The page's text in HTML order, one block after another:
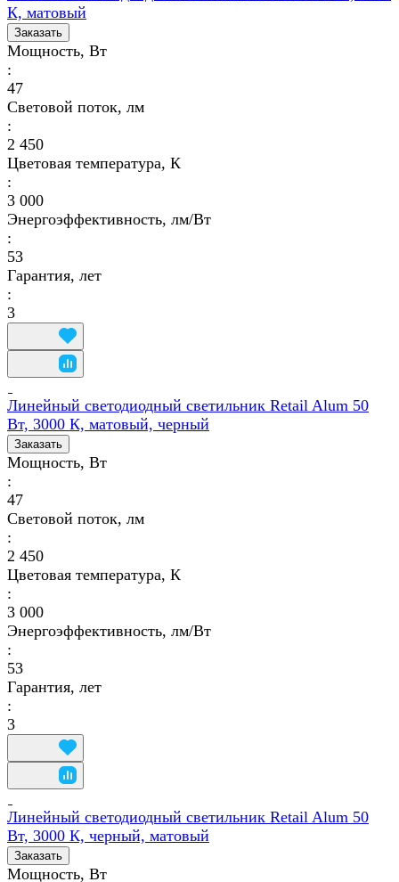
К, матовый
Заказать
Мощность, Вт
:
47
Световой поток, лм
:
2 450
Цветовая температура, К
:
3 000
Энергоэффективность, лм/Вт
:
53
Гарантия, лет
:
3
Линейный светодиодный светильник Retail Alum 50
Вт, 3000 К, матовый, черный
Заказать
Мощность, Вт
:
47
Световой поток, лм
:
2 450
Цветовая температура, К
:
3 000
Энергоэффективность, лм/Вт
:
53
Гарантия, лет
:
3
Линейный светодиодный светильник Retail Alum 50
Вт, 3000 К, черный, матовый
Заказать
Мощность, Вт